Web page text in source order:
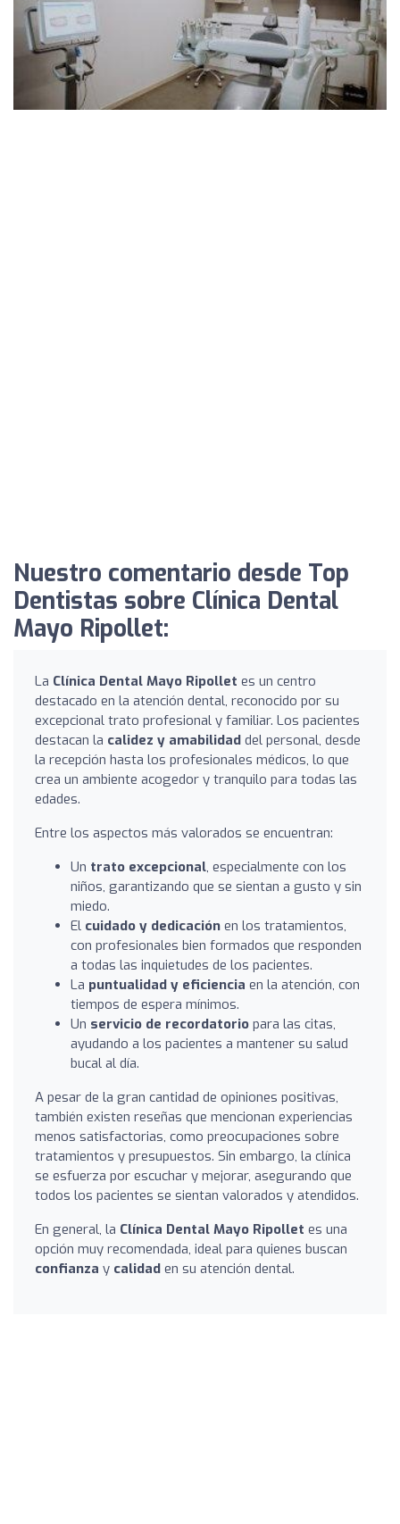
Nuestro comentario desde Top
Dentistas sobre Clínica Dental
Mayo Ripollet:
La Clínica Dental Mayo Ripollet es un centro
destacado en la atención dental, reconocido por su
excepcional trato profesional y familiar. Los pacientes
destacan la calidez y amabilidad del personal, desde
la recepción hasta los profesionales médicos, lo que
crea un ambiente acogedor y tranquilo para todas las
edades.
Entre los aspectos más valorados se encuentran:
Un trato excepcional, especialmente con los
niños, garantizando que se sientan a gusto y sin
miedo.
El cuidado y dedicación en los tratamientos,
con profesionales bien formados que responden
a todas las inquietudes de los pacientes.
La puntualidad y eficiencia en la atención, con
tiempos de espera mínimos.
Un servicio de recordatorio para las citas,
ayudando a los pacientes a mantener su salud
bucal al día.
A pesar de la gran cantidad de opiniones positivas,
también existen reseñas que mencionan experiencias
menos satisfactorias, como preocupaciones sobre
tratamientos y presupuestos. Sin embargo, la clínica
se esfuerza por escuchar y mejorar, asegurando que
todos los pacientes se sientan valorados y atendidos.
En general, la Clínica Dental Mayo Ripollet es una
opción muy recomendada, ideal para quienes buscan
confianza y calidad en su atención dental.